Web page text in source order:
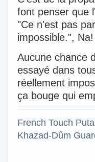
font penser que
"Ce n'est pas
impossible.", Na!
Aucune chance
essayé dans
réellement
ça bouge qui
French Touch
Khazad-Dûm